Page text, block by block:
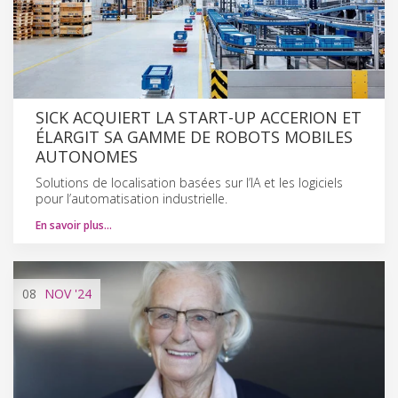
SICK ACQUIERT LA START-UP ACCERION ET
ÉLARGIT SA GAMME DE ROBOTS MOBILES
AUTONOMES
Solutions de localisation basées sur l’IA et les logiciels
pour l’automatisation industrielle.
En savoir plus…
08 NOV'24